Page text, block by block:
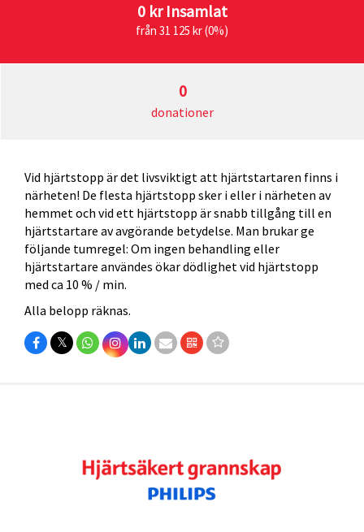
0 krInsamlat
från 31 125 kr (0%)
0
donationer
Vid hjärtstopp är det livsviktigt att hjärtstartaren finns i
närheten! De flesta hjärtstopp sker i eller i närheten av
hemmet och vid ett hjärtstopp är snabb tillgång till en
hjärtstartare av avgörande betydelse. Man brukar ge
följande tumregel: Om ingen behandling eller
hjärtstartare användes ökar dödlighet vid hjärtstopp
med ca 10 % / min.
Alla belopp räknas.
𝕏